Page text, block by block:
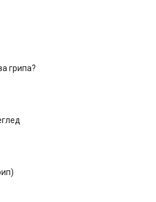
грипа?